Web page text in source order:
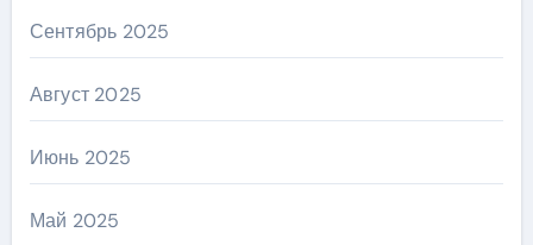
Сентябрь 2025
Август 2025
Июнь 2025
Май 2025